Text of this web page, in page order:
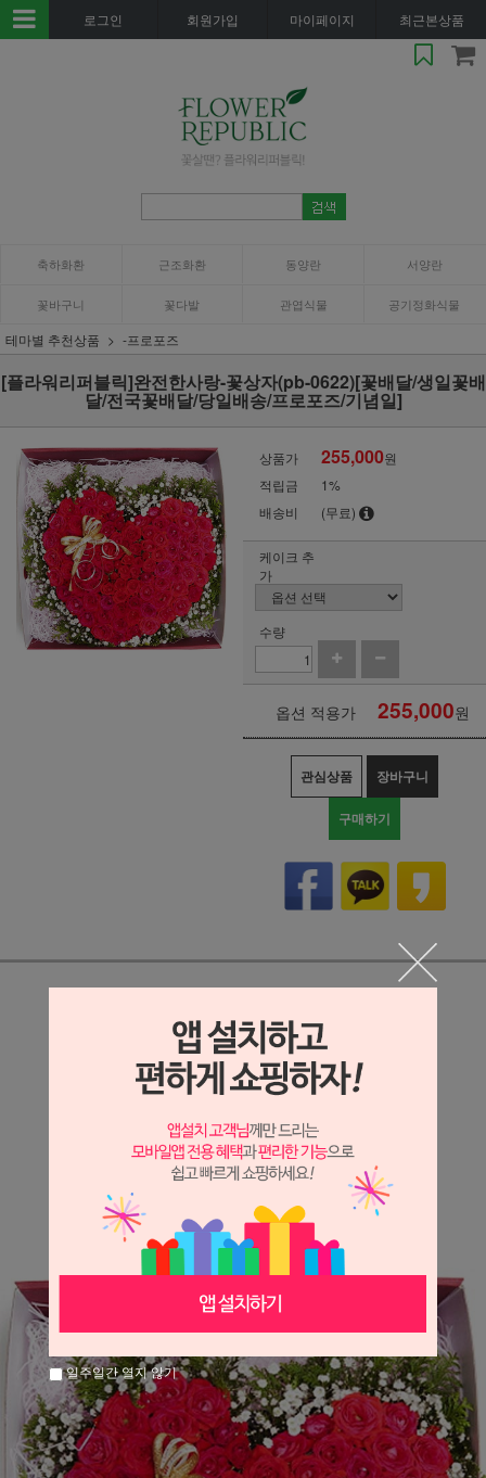
로그인 회원가입 마이페이지 최근본상품
축하화환 근조화환 동양란 서양란
꽃바구니 꽃다발 관엽식물 공기정화식물
테마별 추천상품 -프로포즈
[플라워리퍼블릭]완전한사랑-꽃상자(pb-0622)[꽃배달/생일꽃배
달/전국꽃배달/당일배송/프로포즈/기념일]
상품가 255,000원
적립금
1%
배송비
(무료)
케이크 추
가
수량
옵션 적용가 255,000원
관심상품 장바구니
구매하기
상세정보 새창 열기
상세 정보를 확대해 보실 수 있습니다.
※ 필독해주세요 ※
는 시세 변동에 따라 가격이 달라질 수 있으니
문의 후 주문 바랍니다.
일주일간 열지 않기